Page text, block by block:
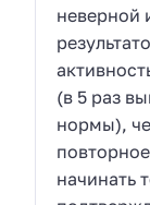
неверной
(в 5 раз
нормы),
начинать